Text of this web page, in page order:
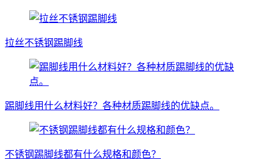
拉丝不锈钢踢脚线
踢脚线用什么材料好？各种材质踢脚线的优缺点。
不锈钢踢脚线都有什么规格和颜色？